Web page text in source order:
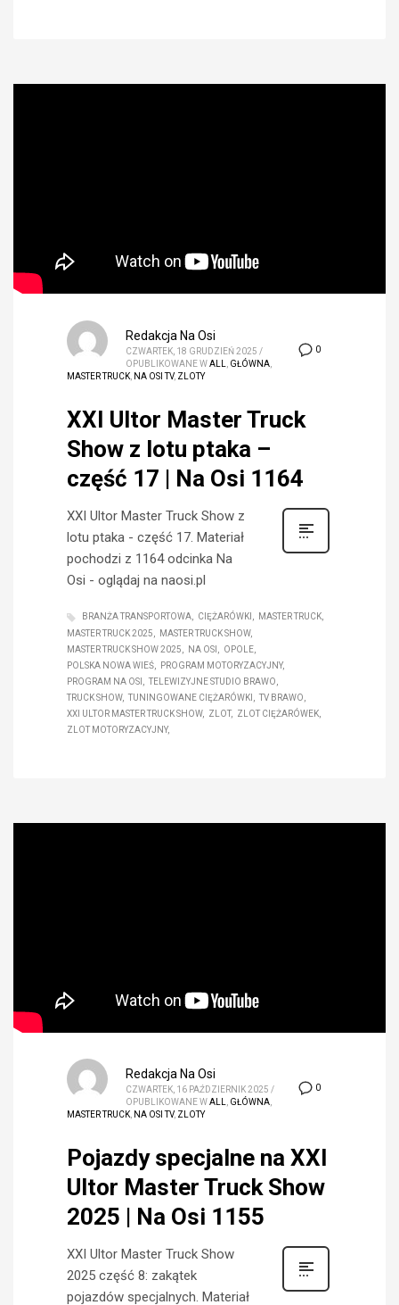
0
Redakcja Na Osi
CZWARTEK, 18 GRUDZIEŃ 2025 /
OPUBLIKOWANE WALL, GŁÓWNA,
MASTER TRUCK, NA OSI TV, ZLOTY
XXI Ultor Master Truck
Show z lotu ptaka –
część 17 | Na Osi 1164
XXI Ultor Master Truck Show z
lotu ptaka - część 17. Materiał
pochodzi z 1164 odcinka Na
Osi - oglądaj na naosi.pl
BRANŻA TRANSPORTOWA CIĘŻARÓWKI
MASTER TRUCK
MASTER TRUCK 2025
MASTER TRUCK SHOW
MASTER TRUCK SHOW 2025
NA OSI
OPOLE
POLSKA NOWA WIEŚ
PROGRAM MOTORYZACYJNY
PROGRAM NA OSI
TELEWIZYJNE STUDIO BRAWO
TRUCK SHOW
TUNINGOWANE CIĘŻARÓWKI
TV BRAWO
XXI ULTOR MASTER TRUCK SHOW
ZLOT
ZLOT CIĘŻARÓWEK
ZLOT MOTORYZACYJNY
0
Redakcja Na Osi
CZWARTEK, 16 PAŹDZIERNIK 2025 /
OPUBLIKOWANE WALL, GŁÓWNA,
MASTER TRUCK, NA OSI TV, ZLOTY
Pojazdy specjalne na XXI
Ultor Master Truck Show
2025 | Na Osi 1155
XXI Ultor Master Truck Show
2025 część 8: zakątek
pojazdów specjalnych. Materiał